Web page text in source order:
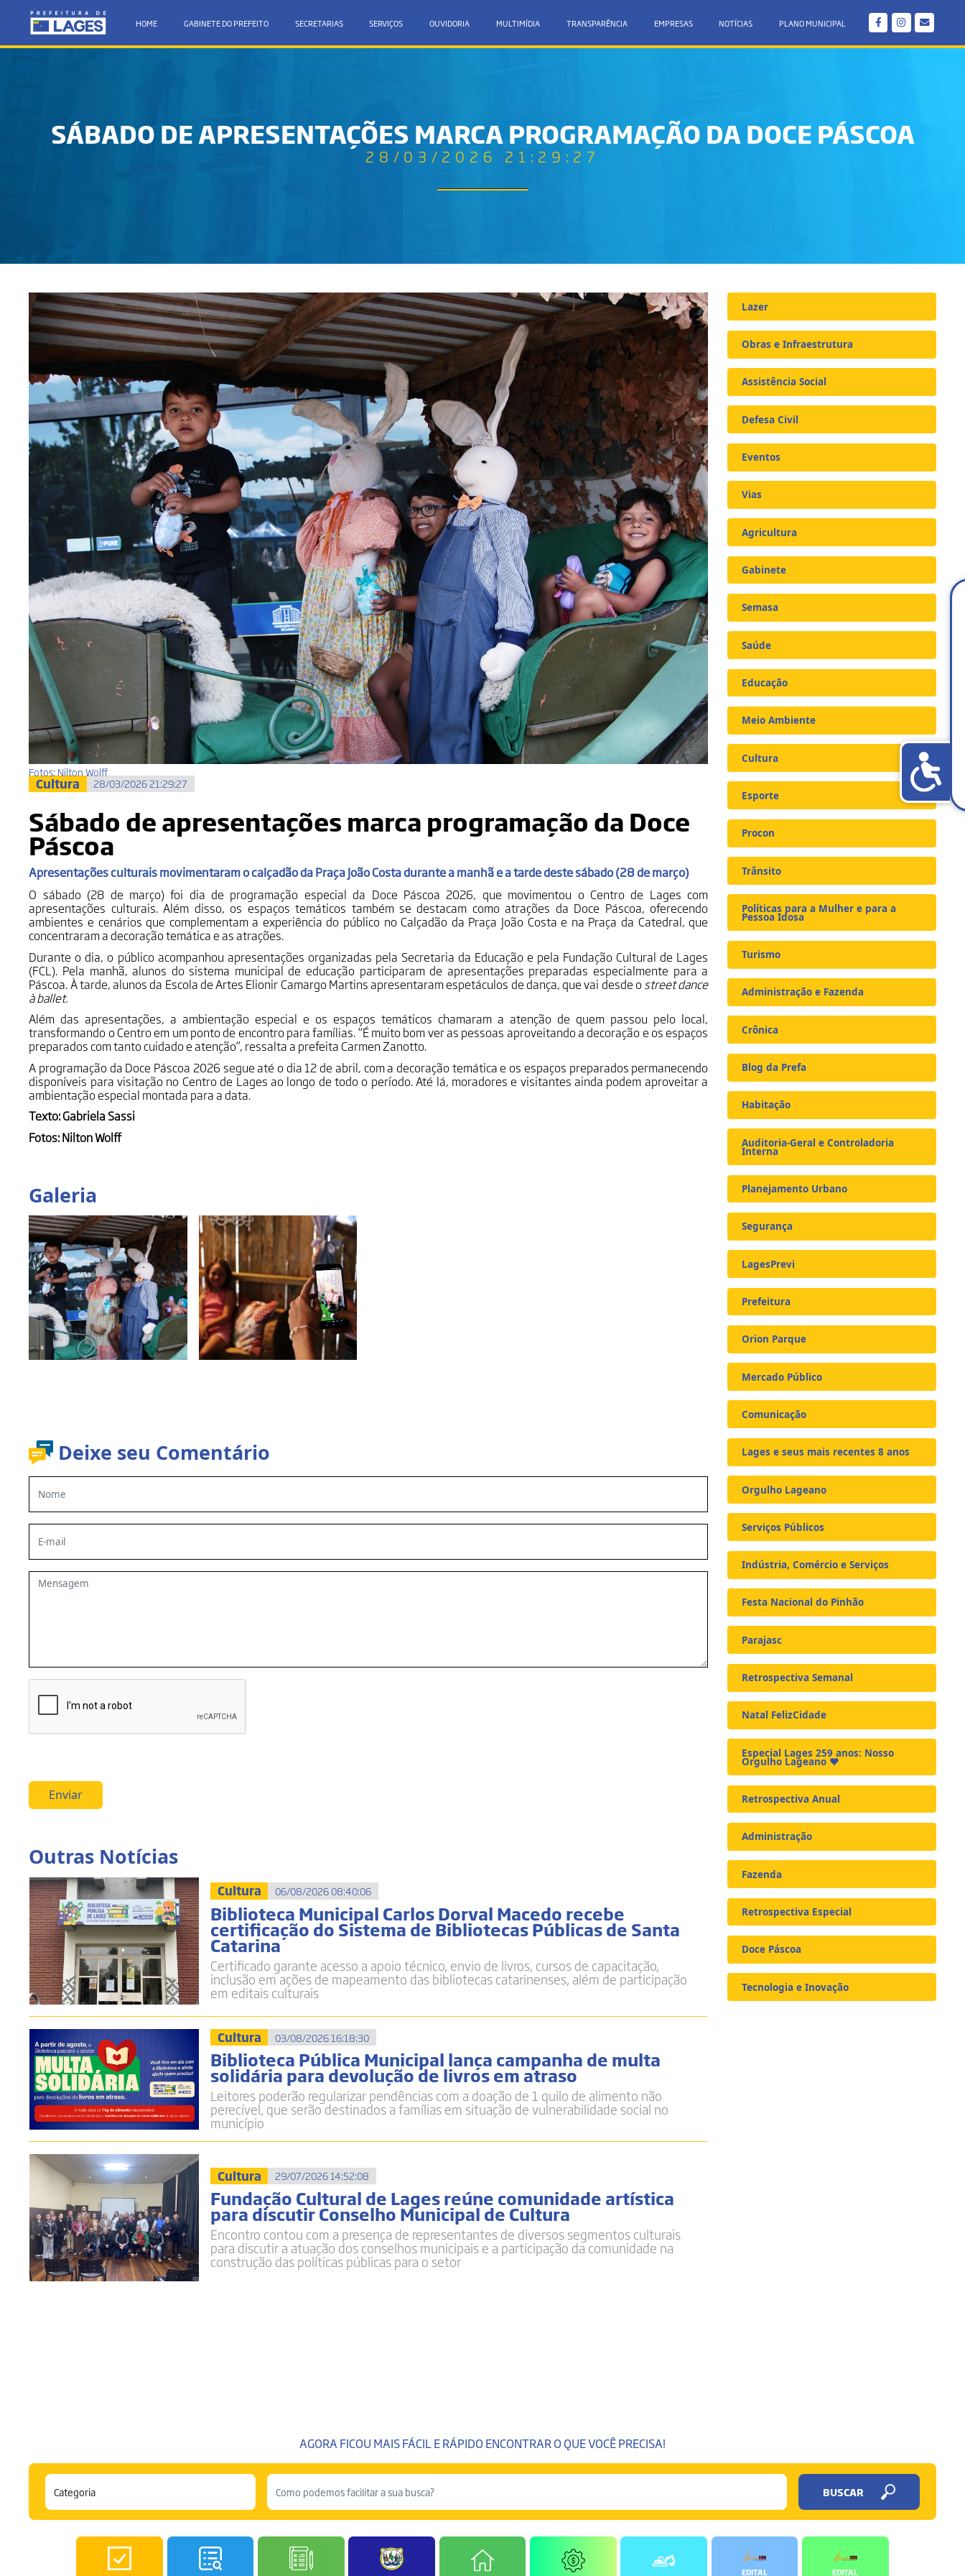
HOME GABINETE DO PREFEITO SECRETARIAS SERVIÇOS OUVIDORIA MULTIMÍDIA TRANSPARÊNCIA EMPRESAS NOTÍCIAS PLANO MUNICIPAL
SÁBADO DE APRESENTAÇÕES MARCA PROGRAMAÇÃO DA DOCE PÁSCOA
28/03/2026 21:29:27
Fotos: Nilton Wolff
Cultura 28/03/2026 21:29:27
Sábado de apresentações marca programação da Doce
Páscoa
Apresentações culturais movimentaram o calçadão da Praça João Costa durante a manhã e a tarde deste sábado (28 de março)
O sábado (28 de março) foi dia de programação especial da Doce Páscoa 2026, que movimentou o Centro de Lages com
apresentações culturais. Além disso, os espaços temáticos também se destacam como atrações da Doce Páscoa, oferecendo
ambientes e cenários que complementam a experiência do público no Calçadão da Praça João Costa e na Praça da Catedral, que
concentraram a decoração temática e as atrações.
Durante o dia, o público acompanhou apresentações organizadas pela Secretaria da Educação e pela Fundação Cultural de Lages
(FCL). Pela manhã, alunos do sistema municipal de educação participaram de apresentações preparadas especialmente para a
Páscoa. À tarde, alunos da Escola de Artes Elionir Camargo Martins apresentaram espetáculos de dança, que vai desde o street dance
à ballet.
Além das apresentações, a ambientação especial e os espaços temáticos chamaram a atenção de quem passou pelo local,
transformando o Centro em um ponto de encontro para famílias. “É muito bom ver as pessoas aproveitando a decoração e os espaços
preparados com tanto cuidado e atenção”, ressalta a prefeita Carmen Zanotto.
A programação da Doce Páscoa 2026 segue até o dia 12 de abril, com a decoração temática e os espaços preparados permanecendo
disponíveis para visitação no Centro de Lages ao longo de todo o período. Até lá, moradores e visitantes ainda podem aproveitar a
ambientação especial montada para a data.
Texto: Gabriela Sassi
Fotos: Nilton Wolff
Galeria
Deixe seu Comentário
Enviar
Outras Notícias
Cultura 06/08/2026 08:40:06
Biblioteca Municipal Carlos Dorval Macedo recebe
certificação do Sistema de Bibliotecas Públicas de Santa
Catarina
Certificado garante acesso a apoio técnico, envio de livros, cursos de capacitação,
inclusão em ações de mapeamento das bibliotecas catarinenses, além de participação
em editais culturais
Cultura 03/08/2026 16:18:30
Biblioteca Pública Municipal lança campanha de multa
solidária para devolução de livros em atraso
Leitores poderão regularizar pendências com a doação de 1 quilo de alimento não
perecível, que serão destinados a famílias em situação de vulnerabilidade social no
município
Cultura 29/07/2026 14:52:08
Fundação Cultural de Lages reúne comunidade artística
para discutir Conselho Municipal de Cultura
Encontro contou com a presença de representantes de diversos segmentos culturais
para discutir a atuação dos conselhos municipais e a participação da comunidade na
construção das políticas públicas para o setor
Lazer
Obras e Infraestrutura
Assistência Social
Defesa Civil
Eventos
Vias
Agricultura
Gabinete
Semasa
Saúde
Educação
Meio Ambiente
Cultura
Esporte
Procon
Trânsito
Políticas para a Mulher e para a
Pessoa Idosa
Turismo
Administração e Fazenda
Crônica
Blog da Prefa
Habitação
Auditoria-Geral e Controladoria
Interna
Planejamento Urbano
Segurança
LagesPrevi
Prefeitura
Orion Parque
Mercado Público
Comunicação
Lages e seus mais recentes 8 anos
Orgulho Lageano
Serviços Públicos
Indústria, Comércio e Serviços
Festa Nacional do Pinhão
Parajasc
Retrospectiva Semanal
Natal FelizCidade
Especial Lages 259 anos: Nosso
Orgulho Lageano ❤️
Retrospectiva Anual
Administração
Fazenda
Retrospectiva Especial
Doce Páscoa
Tecnologia e Inovação
AGORA FICOU MAIS FÁCIL E RÁPIDO ENCONTRAR O QUE VOCÊ PRECISA!
BUSCAR
EDITAL
EDITAL